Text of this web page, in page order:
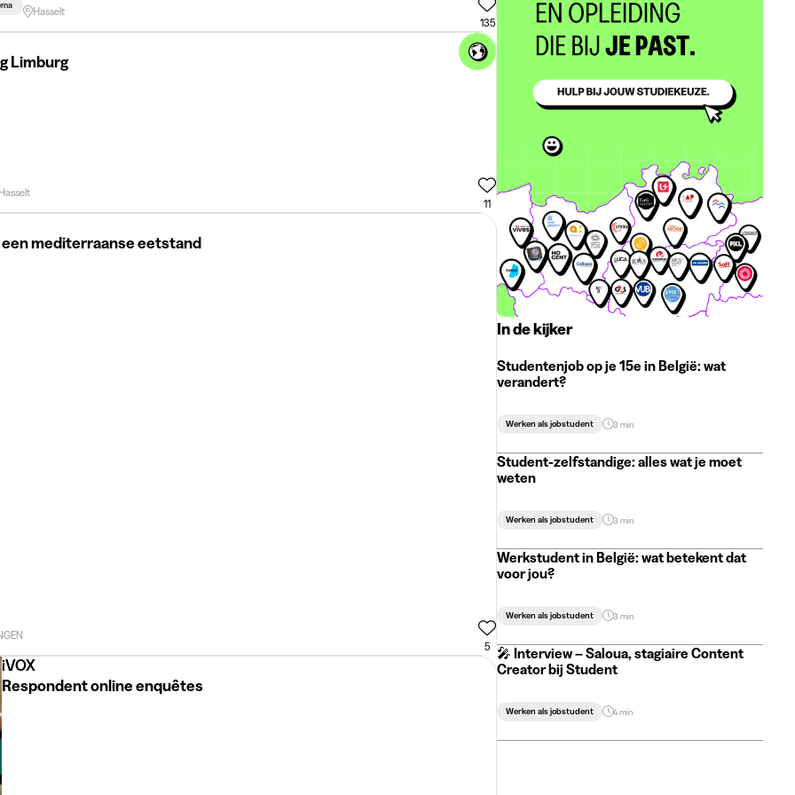
Hasselt
135
Limburg
11
mediterraanse eetstand
5
iVOX
Respondent online enquêtes
In de kijker
Studentenjob op je 15e in België: wat
verandert?
Werken als jobstudent 3 min
Student-zelfstandige: alles wat je moet
weten
Werken als jobstudent 3 min
Werkstudent in België: wat betekent dat
voor jou?
Werken als jobstudent 3 min
🎤 Interview – Saloua, stagiaire Content
Creator bij Student
Werken als jobstudent 4 min